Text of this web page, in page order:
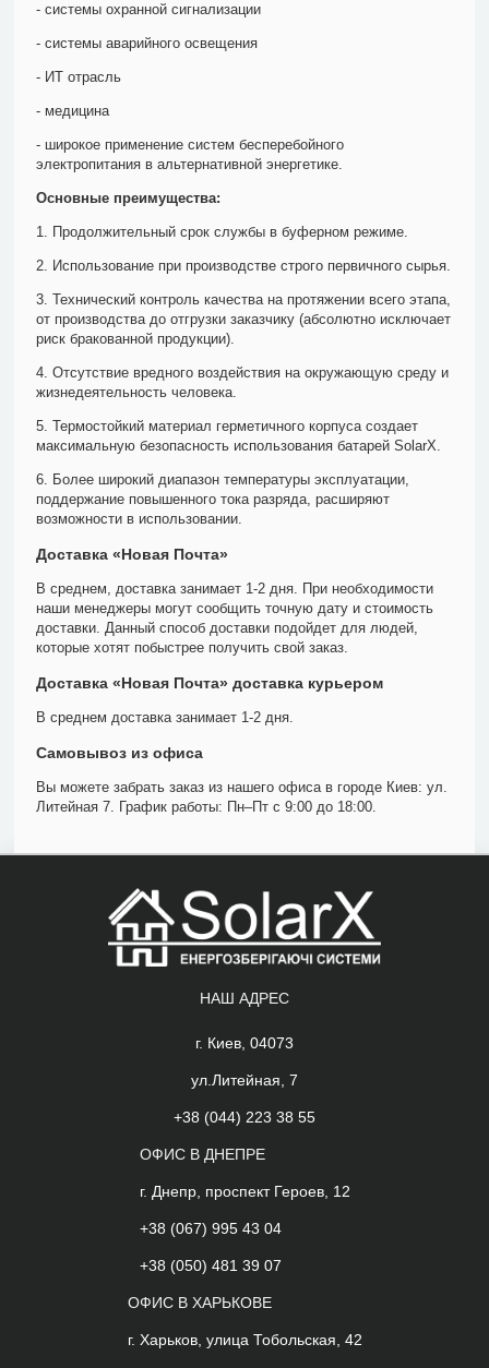
- системы охранной сигнализации
- системы аварийного освещения
- ИТ отрасль
- медицина
- широкое применение систем бесперебойного
электропитания в альтернативной энергетике.
Основные преимущества:
1. Продолжительный срок службы в буферном режиме.
2. Использование при производстве строго первичного сырья.
3. Технический контроль качества на протяжении всего этапа,
от производства до отгрузки заказчику (абсолютно исключает
риск бракованной продукции).
4. Отсутствие вредного воздействия на окружающую среду и
жизнедеятельность человека.
5. Термостойкий материал герметичного корпуса создает
максимальную безопасность использования батарей SolarX.
6. Более широкий диапазон температуры эксплуатации,
поддержание повышенного тока разряда, расширяют
возможности в использовании.
Доставка «Новая Почта»
В среднем, доставка занимает 1-2 дня. При необходимости
наши менеджеры могут сообщить точную дату и стоимость
доставки. Данный способ доставки подойдет для людей,
которые хотят побыстрее получить свой заказ.
Доставка «Новая Почта» доставка курьером
В среднем доставка занимает 1-2 дня.
Самовывоз из офиса
Вы можете забрать заказ из нашего офиса в городе Киев: ул.
Литейная 7. График работы: Пн–Пт с 9:00 до 18:00.
НАШ АДРЕС
г. Киев, 04073
ул.Литейная, 7
+38 (044) 223 38 55
ОФИС В ДНЕПРЕ
г. Днепр, проспект Героев, 12
+38 (067) 995 43 04
+38 (050) 481 39 07
ОФИС В ХАРЬКОВЕ
г. Харьков, улица Тобольская, 42